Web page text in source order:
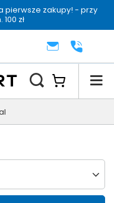
pierwsze zakupy! - przy
zł
konsultacjaKONTAKT+48 222